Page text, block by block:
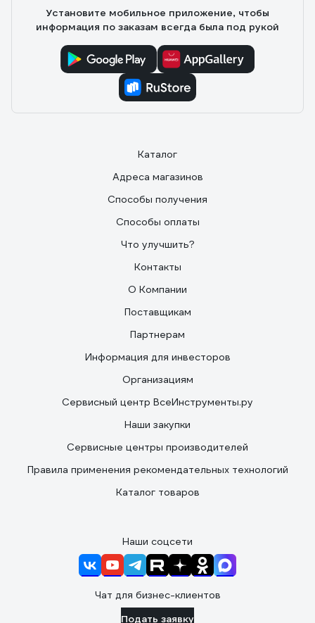
Установите мобильное приложение, чтобы
информация по заказам всегда была под рукой
Каталог
Адреса магазинов
Способы получения
Способы оплаты
Что улучшить?
Контакты
О Компании
Поставщикам
Партнерам
Информация для инвесторов
Организациям
Сервисный центр ВсеИнструменты.ру
Наши закупки
Сервисные центры производителей
Правила применения рекомендательных технологий
Каталог товаров
Наши соцсети
Чат для бизнес-клиентов
Подать заявку